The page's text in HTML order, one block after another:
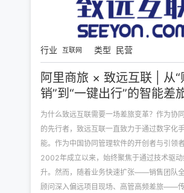
行业 互联网 类型 民营
阿里商旅 × 致远互联 | 从“
销”到“一键出行”的智能差
为什么致远互联需要一场差旅变革？作为协
的先行者，致远互联一直致力于通过数字化
能。作为中国协同管理软件的开创者与引领
2002年成立以来，始终聚焦于通过技术驱动
升。然而，随着业务快速扩张——销售团队
顾问深入偏远项目现场、高管高频差旅——